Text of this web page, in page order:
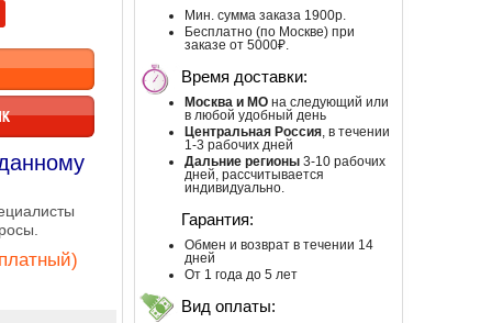
Мин. сумма заказа 1900р.
Бесплатно (по Москве) при
заказе от 5000₽.
Время доставки:
Москва и МО на следующий или
в любой удобный день
Центральная Россия, в течении
1-3 рабочих дней
Дальние регионы 3-10 рабочих
дней, рассчитывается
индивидуально.
Гарантия:
Обмен и возврат в течении 14
дней
От 1 года до 5 лет
Вид оплаты: